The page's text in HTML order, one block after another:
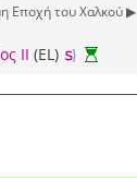
Εποχή του Χαλκού ▶
ΙΙ (EL)